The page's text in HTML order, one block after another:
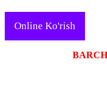
Online Ko'rish